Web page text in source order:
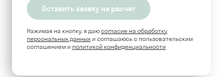
Нажимая на кнопку, я даю согласие на обработку
персональных данных и соглашаюсь c пользовательским
соглашением и политикой конфиденциальности